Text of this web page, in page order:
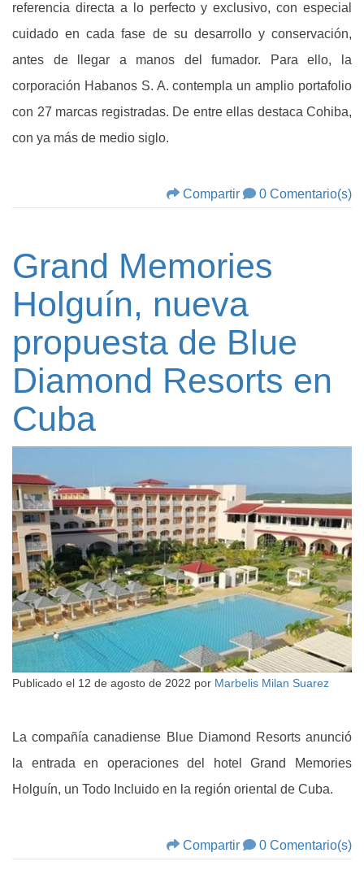
referencia directa a lo perfecto y exclusivo, con especial
cuidado en cada fase de su desarrollo y conservación,
antes de llegar a manos del fumador. Para ello, la
corporación Habanos S. A. contempla un amplio portafolio
con 27 marcas registradas. De entre ellas destaca Cohiba,
con ya más de medio siglo.
Compartir 0 Comentario(s)
Grand Memories
Holguín, nueva
propuesta de Blue
Diamond Resorts en
Cuba
Publicado el 12 de agosto de 2022 por Marbelis Milan Suarez
La compañía canadiense Blue Diamond Resorts anunció
la entrada en operaciones del hotel Grand Memories
Holguín, un Todo Incluido en la región oriental de Cuba.
Compartir 0 Comentario(s)